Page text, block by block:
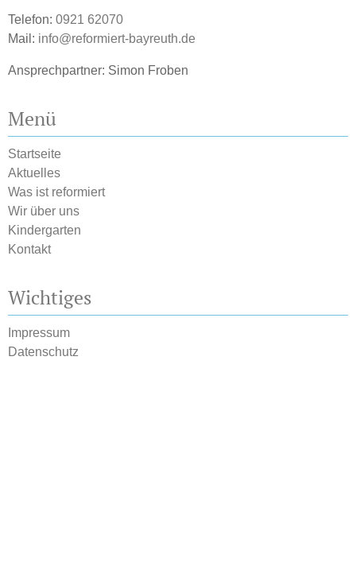
Telefon: 0921 62070
Mail: info@reformiert-bayreuth.de
Ansprechpartner: Simon Froben
Menü
Startseite
Aktuelles
Was ist reformiert
Wir über uns
Kindergarten
Kontakt
Wichtiges
Impressum
Datenschutz